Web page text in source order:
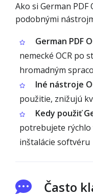
Ako si German PDF
podobnými
German PDF
nemecké OCR po
hromadným
Iné nástroje
použitie, znižujú
Kedy použiť
potrebujete rýchlo
inštalácie softvéru
Často